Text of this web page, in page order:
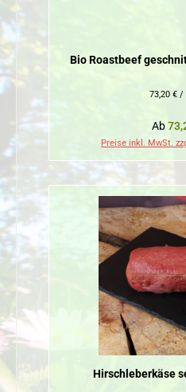
Bio Roastbeef
73,20 € /
Ab
Preise inkl. MwSt.
Hirschleberkäse